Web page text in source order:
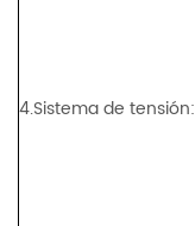
4.Sistema de tensión: